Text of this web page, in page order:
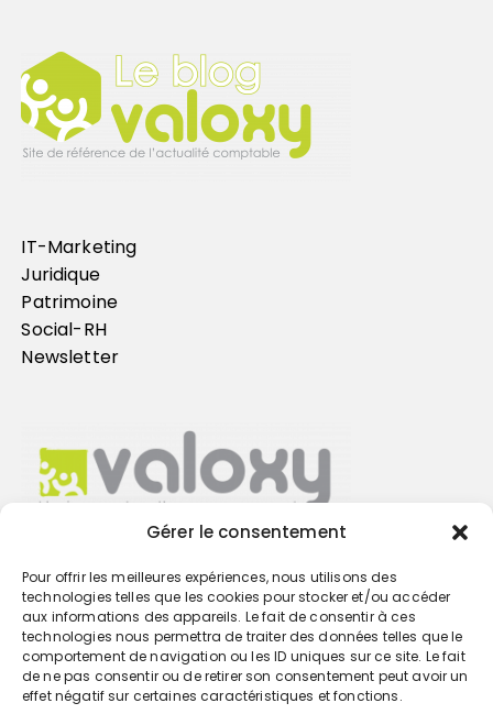
Gérer le consentement
Pour offrir les meilleures expériences, nous utilisons des
technologies telles que les cookies pour stocker et/ou accéder
aux informations des appareils. Le fait de consentir à ces
technologies nous permettra de traiter des données telles que le
comportement de navigation ou les ID uniques sur ce site. Le fait
de ne pas consentir ou de retirer son consentement peut avoir un
effet négatif sur certaines caractéristiques et fonctions.
IT-Marketing
Juridique
Patrimoine
Social-RH
Newsletter
Trouvez votre cabinet
GO